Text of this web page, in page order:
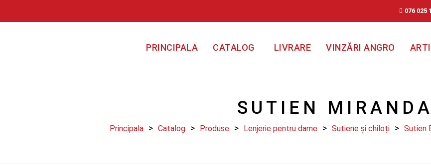
076 025
PRINCIPALA CATALOG LIVRARE VINZĂRI ANGRO
SUTIEN MIRANDA
Principala Catalog Produse Lenjerie pentru dame Sutiene și chiloți Sutien